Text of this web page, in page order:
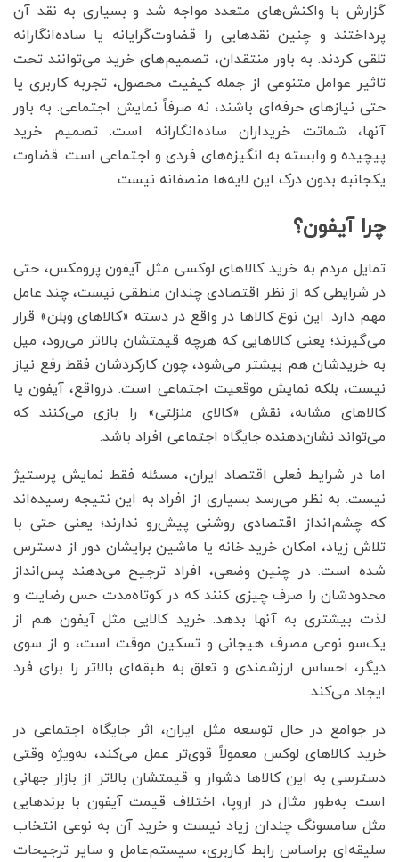
گزارش با واکنش‌های متعدد مواجه شد و بسیاری به نقد آن
پرداختند و چنین نقدهایی را قضاوت‌گرایانه یا ساده‌انگارانه
تلقی کردند. به باور منتقدان، تصمیم‌های خرید می‌توانند تحت
تاثیر عوامل متنوعی از جمله کیفیت محصول، تجربه کاربری یا
حتی نیازهای حرفه‌ای باشند، نه صرفاً نمایش اجتماعی. به باور
آنها، شماتت خریداران ساده‌انگارانه است. تصمیم خرید
پیچیده و وابسته به انگیزه‌های فردی و اجتماعی است. قضاوت
یکجانبه بدون درک این لایه‌ها منصفانه نیست.
چرا آیفون؟
تمایل مردم به خرید کالاهای لوکسی مثل آیفون پرومکس، حتی
در شرایطی که از نظر اقتصادی چندان منطقی نیست، چند عامل
مهم دارد. این نوع کالاها در واقع در دسته «کالاهای وبلن» قرار
می‌گیرند؛ یعنی کالاهایی که هرچه قیمتشان بالاتر می‌رود، میل
به خریدشان هم بیشتر می‌شود، چون کارکردشان فقط رفع نیاز
نیست، بلکه نمایش موقعیت اجتماعی است. درواقع، آیفون یا
کالاهای مشابه، نقش «کالای منزلتی» را بازی می‌کنند که
می‌تواند نشان‌دهنده جایگاه اجتماعی افراد باشد.
اما در شرایط فعلی اقتصاد ایران، مسئله فقط نمایش پرستیژ
نیست. به نظر می‌رسد بسیاری از افراد به این نتیجه رسیده‌اند
که چشم‌انداز اقتصادی روشنی پیش‌رو ندارند؛ یعنی حتی با
تلاش زیاد، امکان خرید خانه یا ماشین برایشان دور از دسترس
شده است. در چنین وضعی، افراد ترجیح می‌دهند پس‌انداز
محدودشان را صرف چیزی کنند که در کوتاه‌مدت حس رضایت و
لذت بیشتری به آنها بدهد. خرید کالایی مثل آیفون هم از
یک‌سو نوعی مصرف هیجانی و تسکین موقت است، و از سوی
دیگر، احساس ارزشمندی و تعلق به طبقه‌ای بالاتر را برای فرد
ایجاد می‌کند.
در جوامع در حال توسعه مثل ایران، اثر جایگاه اجتماعی در
خرید کالاهای لوکس معمولاً قوی‌تر عمل می‌کند، به‌ویژه وقتی
دسترسی به این کالاها دشوار و قیمتشان بالاتر از بازار جهانی
است. به‌طور مثال در اروپا، اختلاف قیمت آیفون با برندهایی
مثل سامسونگ چندان زیاد نیست و خرید آن به نوعی انتخاب
سلیقه‌ای براساس رابط کاربری، سیستم‌عامل و سایر ترجیحات